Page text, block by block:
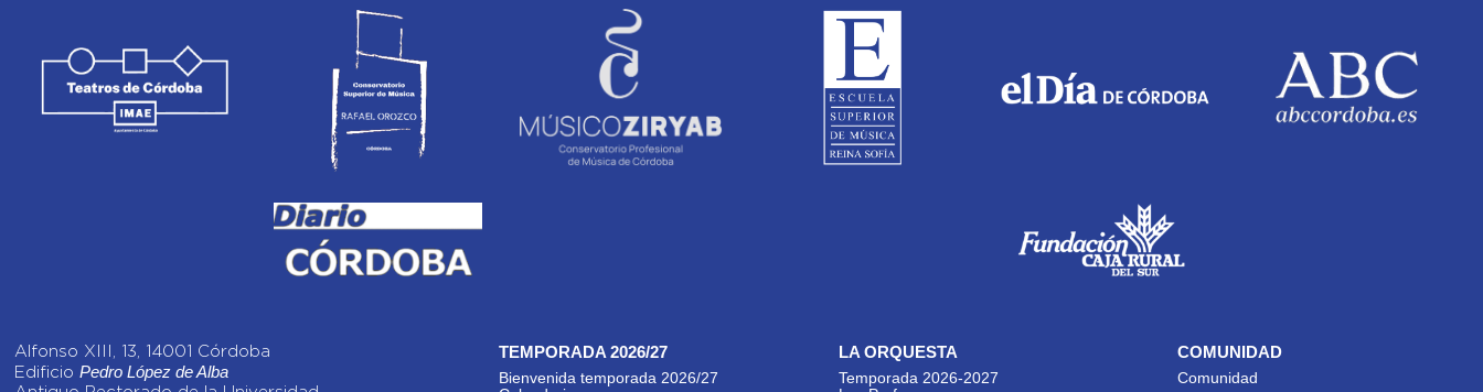
Alfonso XIII, 13, 14001 Córdoba
EdificioPedro López de Alba
TEMPORADA 2026/27
Bienvenida temporada 2026/27
LA ORQUESTA
Temporada 2026-2027
COMUNIDAD
Comunidad